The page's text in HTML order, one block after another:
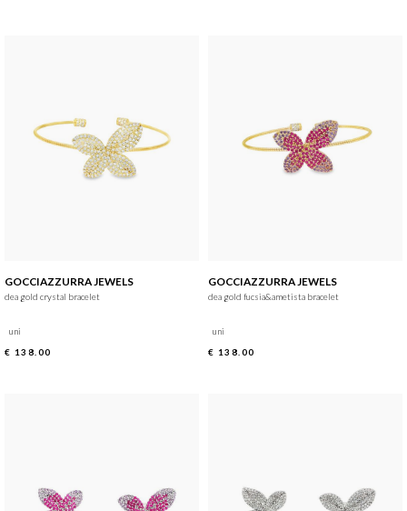
GOCCIAZZURRA JEWELS
dea gold crystal bracelet
uni
€ 138.00
GOCCIAZZURRA JEWELS
dea gold fucsia&ametista bracelet
uni
€ 138.00